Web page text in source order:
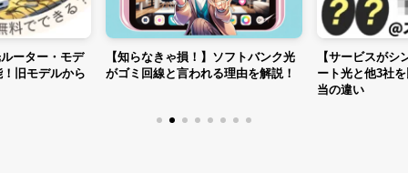
ーター・モデ
旧モデルから
【知らなきゃ損！】ソフトバンク光
がゴミ回線と言われる理由を解説！
【サービスがシ
ート光と他3社
当の違い